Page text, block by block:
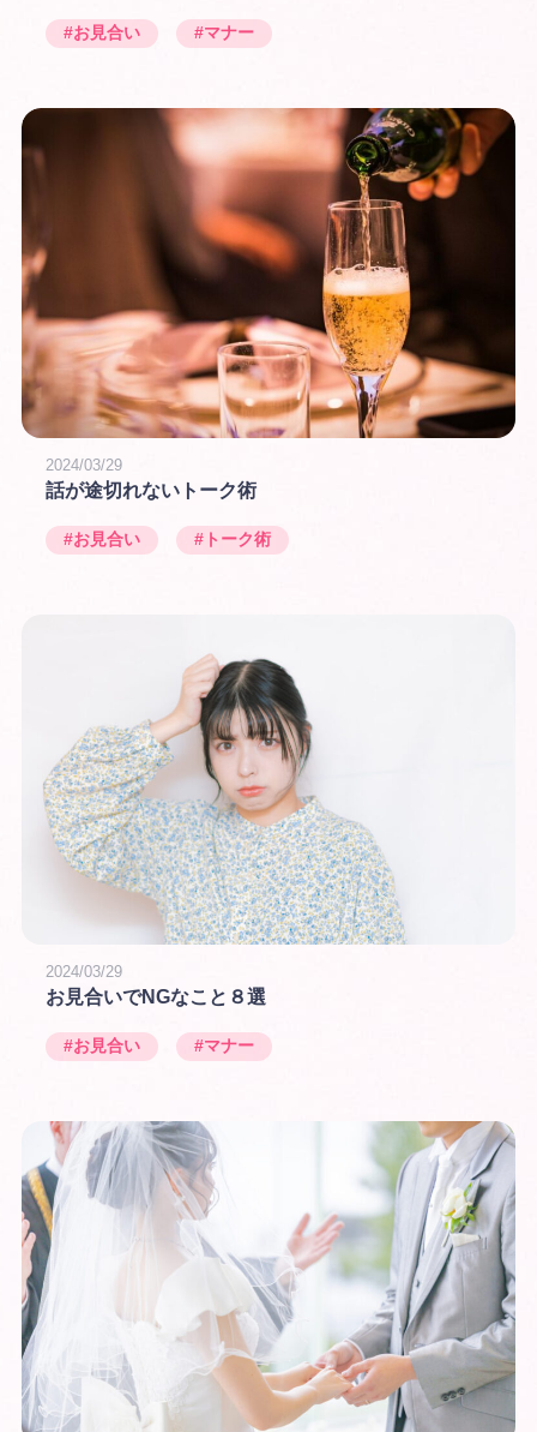
#お見合い #マナー
2024/03/29
話が途切れないトーク術
#お見合い #トーク術
2024/03/29
お見合いでNGなこと８選
#お見合い #マナー